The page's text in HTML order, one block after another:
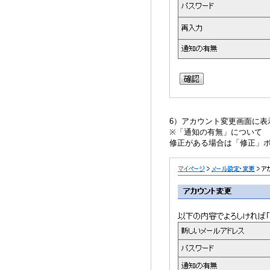
6）アカウント変更画面に
※「通知の有無」について
修正がある場合は「修正」